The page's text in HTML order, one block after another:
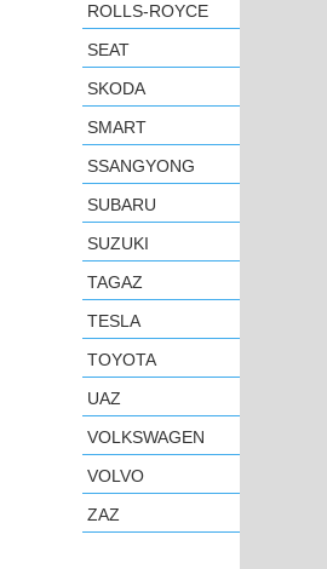
ROLLS-ROYCE
SEAT
SKODA
SMART
SSANGYONG
SUBARU
SUZUKI
TAGAZ
TESLA
TOYOTA
UAZ
VOLKSWAGEN
VOLVO
ZAZ